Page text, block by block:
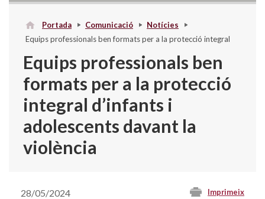
Portada Comunicació
Notícies
Equips professionals ben formats per a la protecció integral
Equips professionals ben
formats per a la protecció
integral d’infants i
adolescents davant la
violència
Imprimeix
28/05/2024